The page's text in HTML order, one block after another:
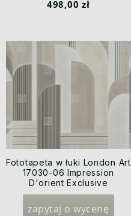
498,00 zł
Fototapeta w łuki London Art
17030-06 Impression
D'orient Exclusive
Wallpaper 2022 Iconic Re-
Edition
zapytaj o wycenę